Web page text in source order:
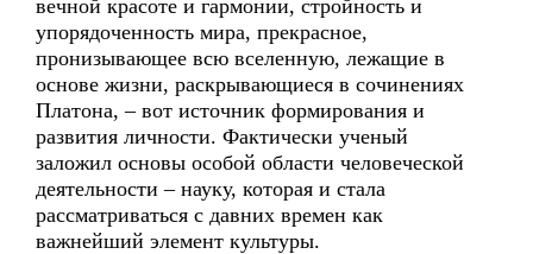
вечной красоте и гармонии, стройность и
упорядоченность мира, прекрасное,
пронизывающее всю вселенную, лежащие в
основе жизни, раскрывающиеся в сочинениях
Платона, – вот источник формирования и
развития личности. Фактически ученый
заложил основы особой области человеческой
деятельности – науку, которая и стала
рассматриваться с давних времен как
важнейший элемент культуры.